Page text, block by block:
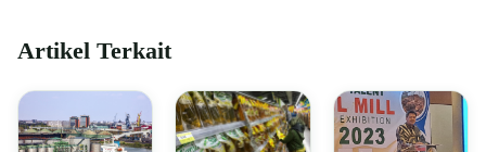
Artikel Terkait